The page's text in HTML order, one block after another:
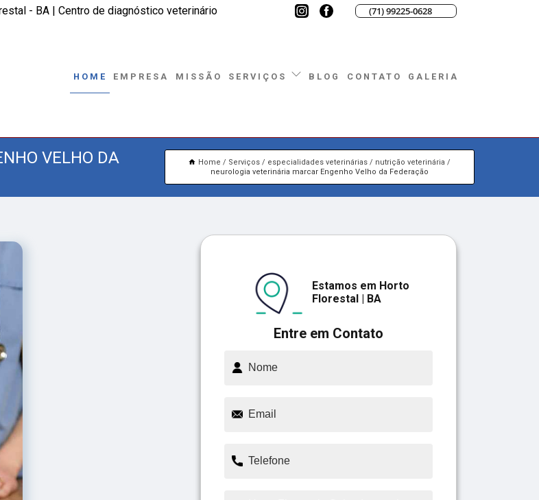
- BA | Centro de diagnóstico veterinário (71) 99225-0628
HOME EMPRESA MISSÃO SERVIÇOS BLOG CONTATO GALERIA
VELHO DA
Home Serviços especialidades veterinárias
nutrição veterinária
neurologia veterinária marcar Engenho Velho da Federação
Entre em Contato
Estamos em Horto
Florestal | BA